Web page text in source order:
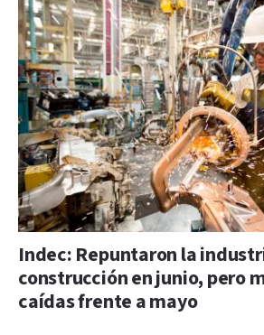
Indec: Repuntaron la
construcción en junio, pero
caídas frente a mayo